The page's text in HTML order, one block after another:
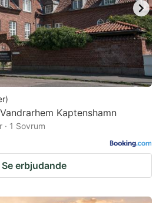
)
Kaptenshamn
· 1 Sovrum
Se erbjudande